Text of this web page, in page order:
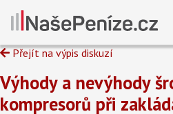
Přejít na výpis diskuzí
Výhody a nevýhody
kompresorů při